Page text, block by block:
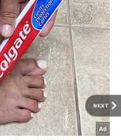
NEXT